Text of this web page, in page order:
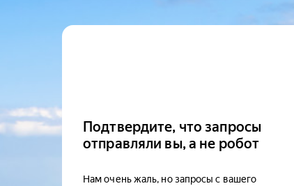
Подтвердите, что запросы
отправляли вы, а не робот
Нам очень жаль, но запросы с вашего